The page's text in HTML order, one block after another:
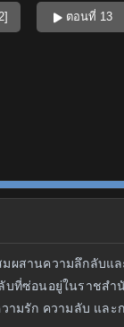
ตอนที่ 13
านความลึกลับแล
ซ่อนอยู่ในราชสำ
ามรัก ความลับ และก